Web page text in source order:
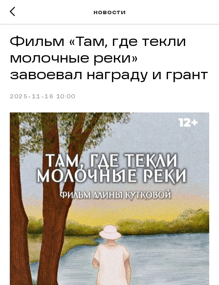
новости
Фильм «Там, где текли
молочные реки»
завоевал награду и грант
2025-11-16 10:00